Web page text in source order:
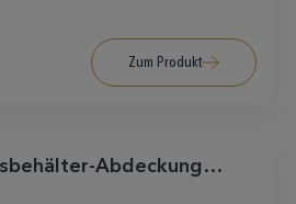
Zum Produkt
Abdeckung